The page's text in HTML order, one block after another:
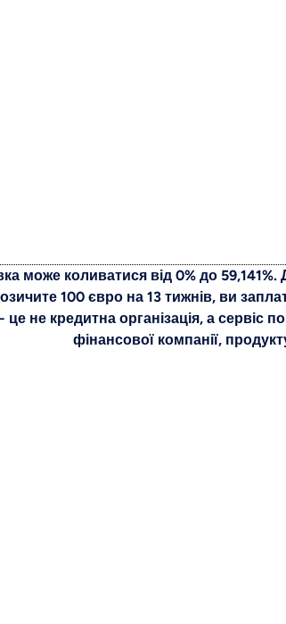
може коливатися від 0% до
100 євро на 13 тижнів, ви
не кредитна організація, а сервіс
фінансової компанії,